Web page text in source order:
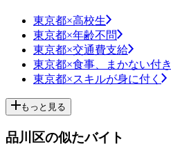
東京都×高校生
東京都×年齢不問
東京都×交通費支給
東京都×食事、まかない付き
東京都×スキルが身に付く
もっと見る
品川区の似たバイト